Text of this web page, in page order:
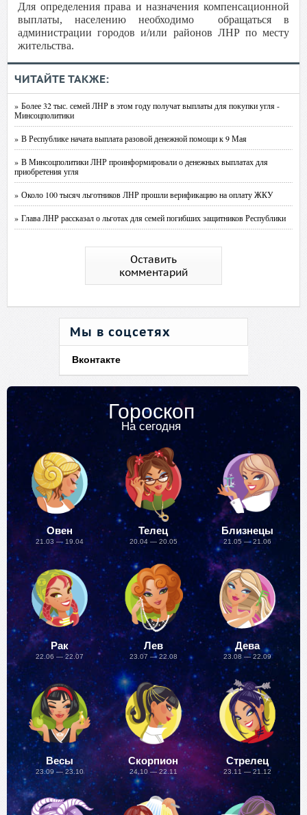
Для определения права и назначения компенсационной
выплаты, населению необходимо обращаться в
администрации городов и/или районов ЛНР по месту
жительства.
ЧИТАЙТЕ ТАКЖЕ:
» Более 32 тыс. семей ЛНР в этом году получат выплаты для покупки угля -
Минсоцполитики
» В Республике начата выплата разовой денежной помощи к 9 Мая
» В Минсоцполитики ЛНР проинформировали о денежных выплатах для
приобретения угля
» Около 100 тысяч льготников ЛНР прошли верификацию на оплату ЖКУ
» Глава ЛНР рассказал о льготах для семей погибших защитников Республики
Оставить
комментарий
Мы в соцсетях
Вконтакте
Гороскоп
На сегодня
Овен
21.03 — 19.04
Телец
20.04 — 20.05
Близнецы
21.05 — 21.06
Рак
22.06 — 22.07
Лев
23.07 — 22.08
Дева
23.08 — 22.09
Весы
23.09 — 23.10
Скорпион
24.10 — 22.11
Стрелец
23.11 — 21.12